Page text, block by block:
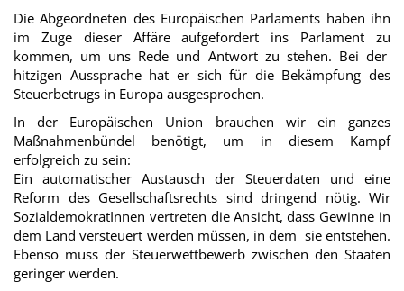
Die Abgeordneten des Europäischen Parlaments haben ihn
im Zuge dieser Affäre aufgefordert ins Parlament zu
kommen, um uns Rede und Antwort zu stehen. Bei der
hitzigen Aussprache hat er sich für die Bekämpfung des
Steuerbetrugs in Europa ausgesprochen.
In der Europäischen Union brauchen wir ein ganzes
Maßnahmenbündel benötigt, um in diesem Kampf
erfolgreich zu sein:
Ein automatischer Austausch der Steuerdaten und eine
Reform des Gesellschaftsrechts sind dringend nötig. Wir
SozialdemokratInnen vertreten die Ansicht, dass Gewinne in
dem Land versteuert werden müssen, in dem sie entstehen.
Ebenso muss der Steuerwettbewerb zwischen den Staaten
geringer werden.